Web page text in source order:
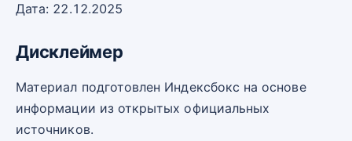
Дата: 22.12.2025
Дисклеймер
Материал подготовлен Индексбокс на основе
информации из открытых официальных
источников.